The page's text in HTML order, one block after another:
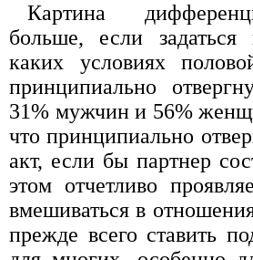
Картина
больше, если
каких условиях
принципиально
31% мужчин и 56%
что принципиально
акт, если бы партнер
этом отчетливо
вмешиваться в
прежде всего ставить